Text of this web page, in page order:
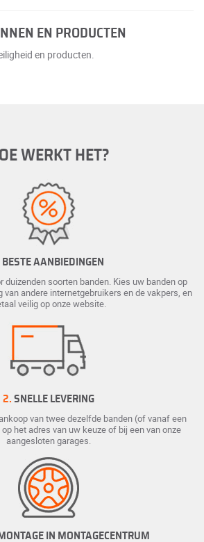
EN PRODUCTEN
en producten.
WERKT HET?
BESTE AANBIEDINGEN
duizenden soorten banden. Kies uw banden op
van andere internetgebruikers en de vakpers, en
veilig op onze website.
2. SNELLE LEVERING
van twee dezelfde banden (of vanaf een
het adres van uw keuze of bij een van onze
aangesloten garages.
IN MONTAGECENTRUM